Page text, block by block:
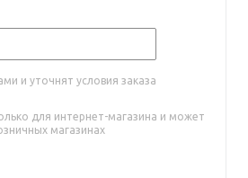
и уточнят условия заказа
для интернет-магазина и может
магазинах